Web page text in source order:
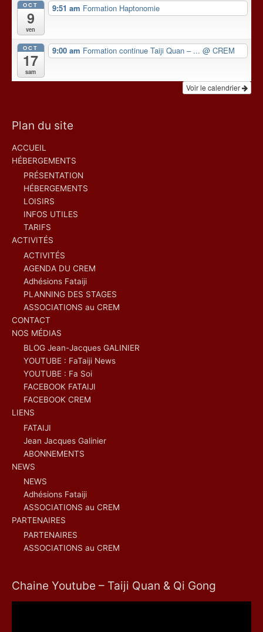
OCT
9
ven
9:51 am Formation Haptonomie
OCT
17
sam
9:00 am Formation continue Taiji Quan – ... @ CREM
Voir le calendrier
Plan du site
ACCUEIL
HÉBERGEMENTS
PRÉSENTATION
HÉBERGEMENTS
LOISIRS
INFOS UTILES
TARIFS
ACTIVITÉS
ACTIVITÉS
AGENDA DU CREM
Adhésions Fataiji
PLANNING DES STAGES
ASSOCIATIONS au CREM
CONTACT
NOS MÉDIAS
BLOG Jean-Jacques GALINIER
YOUTUBE : FaTaiji News
YOUTUBE : Fa Soi
FACEBOOK FATAIJI
FACEBOOK CREM
LIENS
FATAIJI
Jean Jacques Galinier
ABONNEMENTS
NEWS
NEWS
Adhésions Fataiji
ASSOCIATIONS au CREM
PARTENAIRES
PARTENAIRES
ASSOCIATIONS au CREM
Chaine Youtube – Taiji Quan & Qi Gong